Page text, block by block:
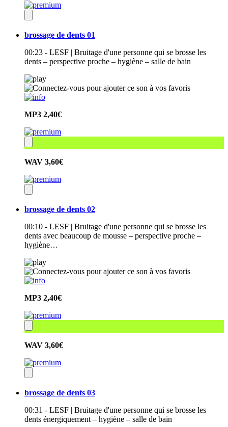
brossage de dents 01
00:23 - LESF | Bruitage d'une personne qui se brosse les
dents – perspective proche – hygiène – salle de bain
MP3 2,40€
WAV 3,60€
brossage de dents 02
00:10 - LESF | Bruitage d'une personne qui se brosse les
dents avec beaucoup de mousse – perspective proche –
hygiène…
MP3 2,40€
WAV 3,60€
brossage de dents 03
00:31 - LESF | Bruitage d'une personne qui se brosse les
dents énergiquement – hygiène – salle de bain